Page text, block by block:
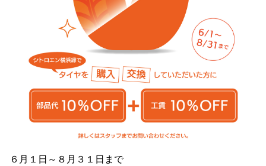
６月１日～８月３１日まで